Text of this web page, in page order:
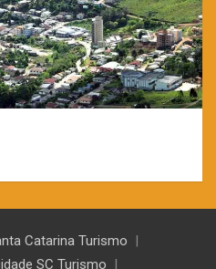
Catarina Turismo
SC Turismo